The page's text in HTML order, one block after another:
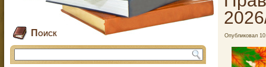
Поиск Опубликовал